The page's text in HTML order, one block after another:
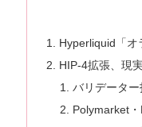
Hyperliquid「オ
HIP-4拡張、現
バリデータ
Polymarket